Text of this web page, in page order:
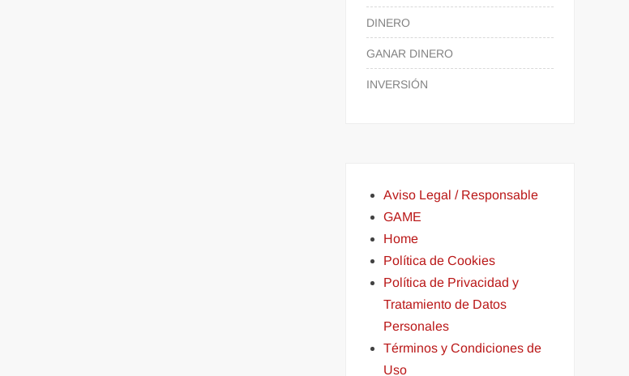
DINERO
GANAR DINERO
INVERSIÓN
Aviso Legal / Responsable
GAME
Home
Política de Cookies
Política de Privacidad y
Tratamiento de Datos
Personales
Términos y Condiciones de
Uso